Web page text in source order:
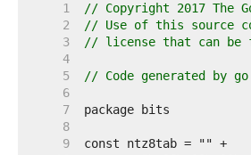
     1
// Copyright 2017 The
     2
// Use of this source
     3
// license that can be
     4
     5
// Code generated by go
     6
     7
     8
     9